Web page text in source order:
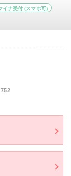
イナ受付 (スマホ可)